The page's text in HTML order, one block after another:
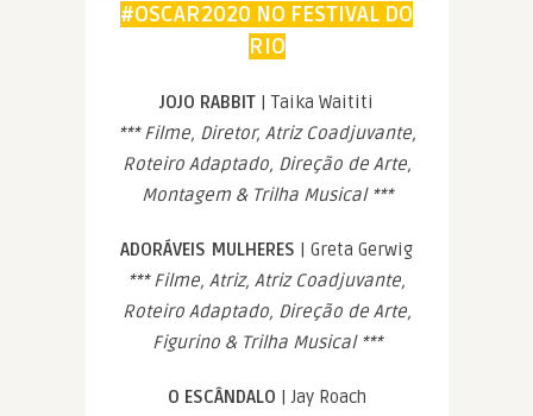
#OSCAR2020 NO FESTIVAL DO
RIO
JOJO RABBIT
| Taika Waititi
*** Filme, Diretor, Atriz Coadjuvante,
Roteiro Adaptado, Direção de Arte,
Montagem & Trilha Musical ***
ADORÁVEIS MULHERES
| Greta Gerwig
*** Filme, Atriz, Atriz Coadjuvante,
Roteiro Adaptado, Direção de Arte,
Figurino & Trilha Musical ***
O ESCÂNDALO
| Jay Roach